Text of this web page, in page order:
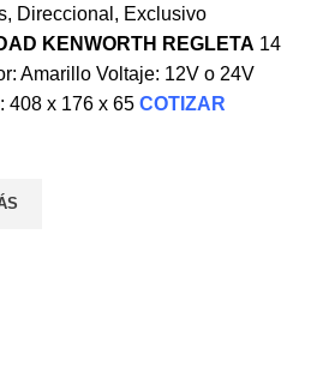
, Direccional , Exclusivo
KENWORTH REGLETA 14
Amarillo Voltaje: 12V o 24V
408 x 176 x 65 COTIZAR